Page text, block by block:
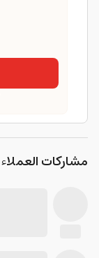
مشاركات العملاء